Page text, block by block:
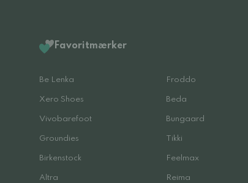
Favoritmærker
Be Lenka Froddo
Xero Shoes Beda
Vivobarefoot Bungaard
Groundies Tikki
Birkenstock Feelmax
Altra Reima